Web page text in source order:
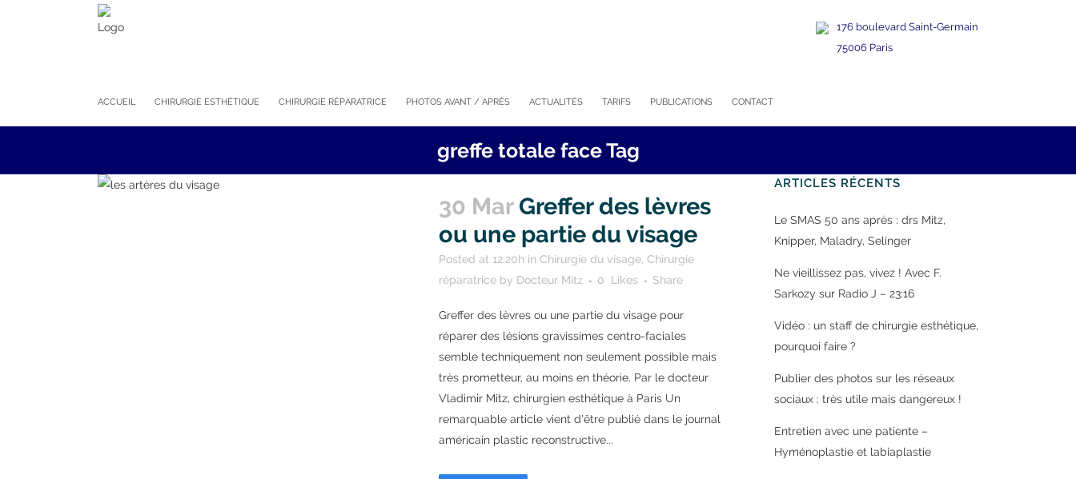
176 boulevard Saint-Germain
75006 Paris
ACCUEIL CHIRURGIE ESTHÉTIQUE CHIRURGIE RÉPARATRICE PHOTOS AVANT / APRÈS ACTUALITÉS TARIFS PUBLICATIONS CONTACT
greffe totale face Tag
30 Mar Greffer des lèvres
ou une partie du visage
Posted at 12:20h in Chirurgie du visage, Chirurgie
réparatrice by Docteur Mitz 0 Likes Share
Greffer des lèvres ou une partie du visage pour
réparer des lésions gravissimes centro-faciales
semble techniquement non seulement possible mais
très prometteur, au moins en théorie. Par le docteur
Vladimir Mitz, chirurgien esthétique à Paris Un
remarquable article vient d'être publié dans le journal
américain plastic reconstructive...
ARTICLES RÉCENTS
Le SMAS 50 ans après : drs Mitz,
Knipper, Maladry, Selinger
Ne vieillissez pas, vivez ! Avec F.
Sarkozy sur Radio J – 23:16
Vidéo : un staff de chirurgie esthétique,
pourquoi faire ?
Publier des photos sur les réseaux
sociaux : très utile mais dangereux !
Entretien avec une patiente –
Hyménoplastie et labiaplastie